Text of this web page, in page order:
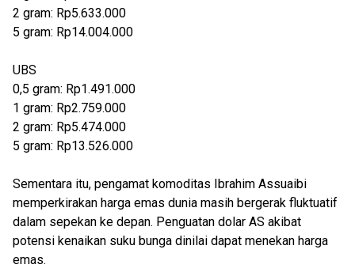
2 gram: Rp5.633.000
5 gram: Rp14.004.000
UBS
0,5 gram: Rp1.491.000
1 gram: Rp2.759.000
2 gram: Rp5.474.000
5 gram: Rp13.526.000
Sementara itu, pengamat komoditas Ibrahim Assuaibi
memperkirakan harga emas dunia masih bergerak fluktuatif
dalam sepekan ke depan. Penguatan dolar AS akibat
potensi kenaikan suku bunga dinilai dapat menekan harga
emas.